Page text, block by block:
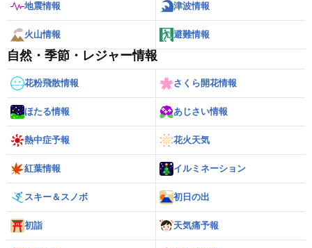
地震情報 津波情報
火山情報 避難情報
自然・季節・レジャー情報
花粉飛散情報 さくら開花情報
ほたる情報 あじさい情報
熱中症予報 花火天気
紅葉情報 イルミネーション
スキー＆スノボ 初日の出
初詣 天気痛予報